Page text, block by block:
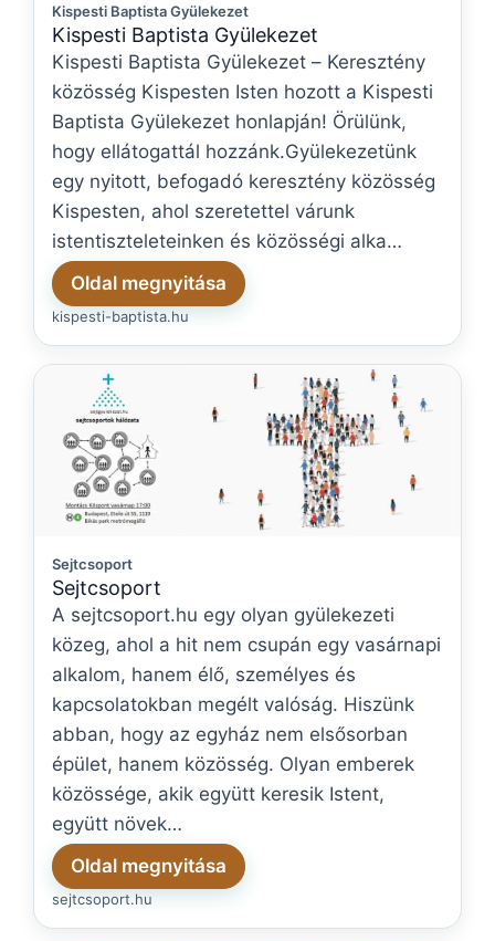
Kispesti Baptista Gyülekezet
Kispesti Baptista Gyülekezet
Kispesti Baptista Gyülekezet – Keresztény
közösség Kispesten Isten hozott a Kispesti
Baptista Gyülekezet honlapján! Örülünk,
hogy ellátogattál hozzánk.Gyülekezetünk
egy nyitott, befogadó keresztény közösség
Kispesten, ahol szeretettel várunk
istentiszteleteinken és közösségi alka…
Oldal megnyitása
kispesti-baptista.hu
Sejtcsoport
Sejtcsoport
A sejtcsoport.hu egy olyan gyülekezeti
közeg, ahol a hit nem csupán egy vasárnapi
alkalom, hanem élő, személyes és
kapcsolatokban megélt valóság. Hiszünk
abban, hogy az egyház nem elsősorban
épület, hanem közösség. Olyan emberek
közössége, akik együtt keresik Istent,
együtt növek…
Oldal megnyitása
sejtcsoport.hu